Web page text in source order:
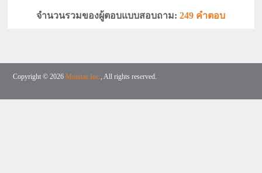
จำนวนรวมของผู้ตอบแบบสอบถาม:249 คำตอบ
Copyright © 2026Monitas Inc., All rights reserved.